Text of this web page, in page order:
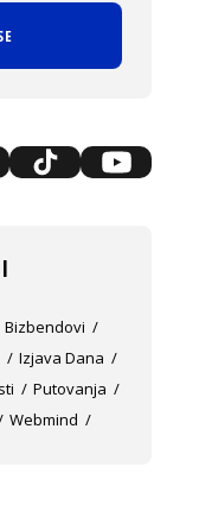
Bizbendovi
Izjava Dana
Putovanja
Webmind